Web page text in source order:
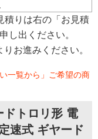
積りは右の「お見積
し出ください。
お進みください。
一覧から」ご希望の商
ドトロリ形 電
速式 ギヤード